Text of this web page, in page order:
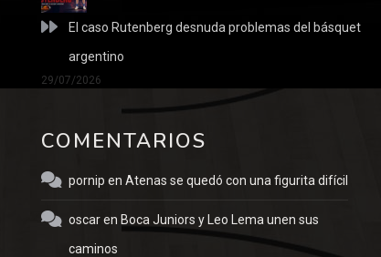
El caso Rutenberg desnuda problemas del básquet
argentino
29/07/2026
COMENTARIOS
pornip en Atenas se quedó con una figurita difícil
oscaren Boca Juniors y Leo Lema unen sus
caminos